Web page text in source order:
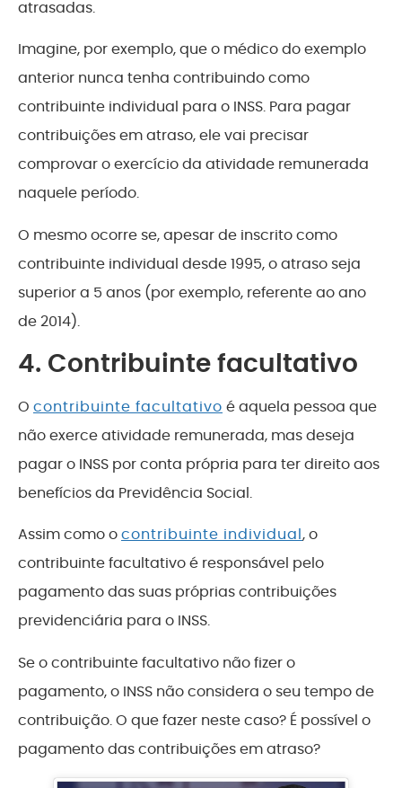
atrasadas.
Imagine, por exemplo, que o médico do exemplo
anterior nunca tenha contribuindo como
contribuinte individual para o INSS. Para pagar
contribuições em atraso, ele vai precisar
comprovar o exercício da atividade remunerada
naquele período.
O mesmo ocorre se, apesar de inscrito como
contribuinte individual desde 1995, o atraso seja
superior a 5 anos (por exemplo, referente ao ano
de 2014).
4. Contribuinte facultativo
O contribuinte facultativo é aquela pessoa que
não exerce atividade remunerada, mas deseja
pagar o INSS por conta própria para ter direito aos
benefícios da Previdência Social.
Assim como ocontribuinte individual, o
contribuinte facultativo é responsável pelo
pagamento das suas próprias contribuições
previdenciária para o INSS.
Se o contribuinte facultativo não fizer o
pagamento, o INSS não considera o seu tempo de
contribuição. O que fazer neste caso? É possível o
pagamento das contribuições em atraso?